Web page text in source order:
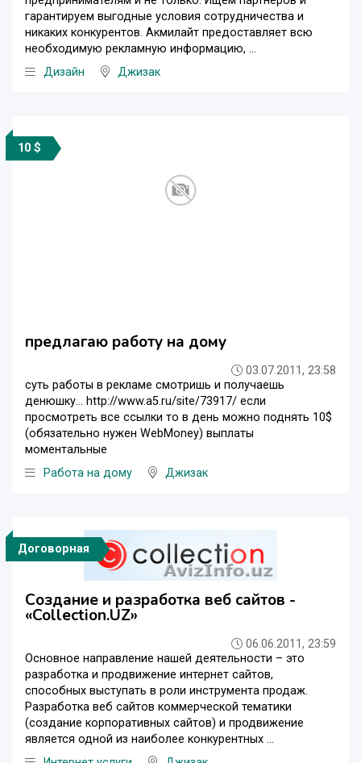
гарантируем выгодные условия сотрудничества и
никаких конкурентов. Акмилайт предоставляет всю
необходимую рекламную информацию, ...
Дизайн
Джизак
10 $
предлагаю работу на дому
03.07.2011, 23:58
суть работы в рекламе смотришь и получаешь
денюшку... http://www.a5.ru/site/73917/ если
просмотреть все ссылки то в день можно поднять 10$
(обязательно нужен WebMoney) выплаты
моментальные
Работа на дому
Джизак
Договорная
Создание и разработка веб сайтов -
«Collection.UZ»
06.06.2011, 23:59
Основное направление нашей деятельности – это
разработка и продвижение интернет сайтов,
способных выступать в роли инструмента продаж.
Разработка веб сайтов коммерческой тематики
(создание корпоративных сайтов) и продвижение
является одной из наиболее конкурентных ...